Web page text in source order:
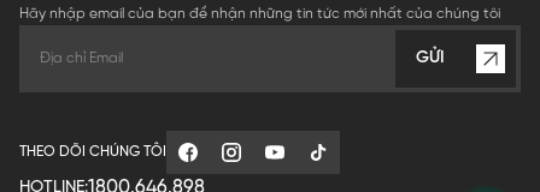
Hãy nhập email của bạn để nhận những tin tức mới nhất của chúng tôi
GỬI
THEO DÕI CHÚNG TÔI
HOTLINE:1800.646.898